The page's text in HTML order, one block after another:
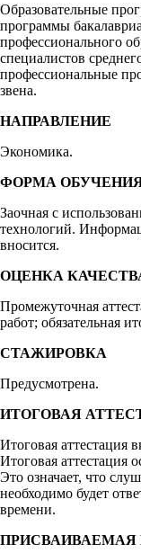
Образовательные
программы
профессионального
специалистов
профессиональные
звена.
НАПРАВЛЕНИЕ
Экономика.
ФОРМА
Заочная с
технологий.
вносится.
ОЦЕНКА
Промежуточная
работ; обязательная
СТАЖИРОВКА
Предусмотрена.
ИТОГОВАЯ
Итоговая аттестация
Итоговая аттестация
Это означает, что
необходимо будет
времени.